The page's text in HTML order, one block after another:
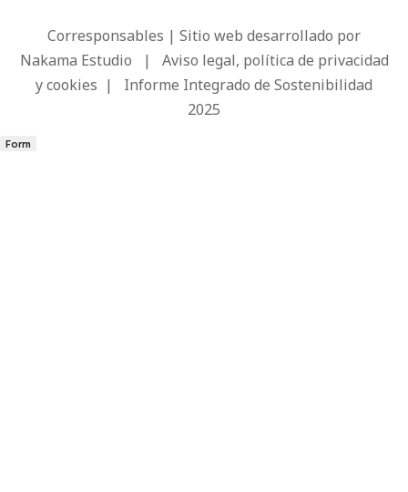
Corresponsables | Sitio web desarrollado por
Nakama Estudio | Aviso legal, política de privacidad
y cookies | Informe Integrado de Sostenibilidad
2025
Form